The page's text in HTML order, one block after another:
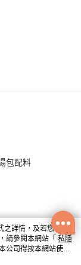
包配料
詳情，及若您不希
請參閱本網站「 私隱
公司得按本網站使用